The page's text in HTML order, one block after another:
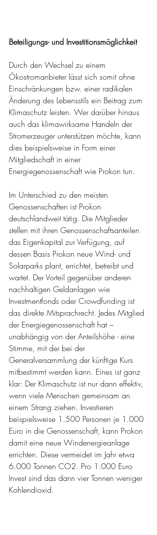
Beteiligungs- und Investitionsmöglichkeit
Durch den Wechsel zu einem
Ökostromanbieter lässt sich somit ohne
Einschränkungen bzw. einer radikalen
Änderung des Lebensstils ein Beitrag zum
Klimaschutz leisten. Wer darüber hinaus
auch das klimawirksame Handeln der
Stromerzeuger unterstützen möchte, kann
dies beispielsweise in Form einer
Mitgliedschaft in einer
Energiegenossenschaft wie Prokon tun.
Im Unterschied zu den meisten
Genossenschaften ist Prokon
deutschlandweit tätig. Die Mitglieder
stellen mit ihren Genossenschaftsanteilen
das Eigenkapital zur Verfügung, auf
dessen Basis Prokon neue Wind- und
Solarparks plant, errichtet, betreibt und
wartet. Der Vorteil gegenüber anderen
nachhaltigen Geldanlagen wie
Investmentfonds oder Crowdfunding ist
das direkte Mitsprachrecht. Jedes Mitglied
der Energiegenossenschaft hat –
unabhängig von der Anteilshöhe - eine
Stimme, mit der bei der
Generalversammlung der künftige Kurs
mitbestimmt werden kann. Eines ist ganz
klar: Der Klimaschutz ist nur dann effektiv,
wenn viele Menschen gemeinsam an
einem Strang ziehen. Investieren
beispielsweise 1.500 Personen je 1.000
Euro in die Genossenschaft, kann Prokon
damit eine neue Windenergieanlage
errichten. Diese vermeidet im Jahr etwa
6.000 Tonnen CO2. Pro 1.000 Euro
Invest sind das dann vier Tonnen weniger
Kohlendioxid.